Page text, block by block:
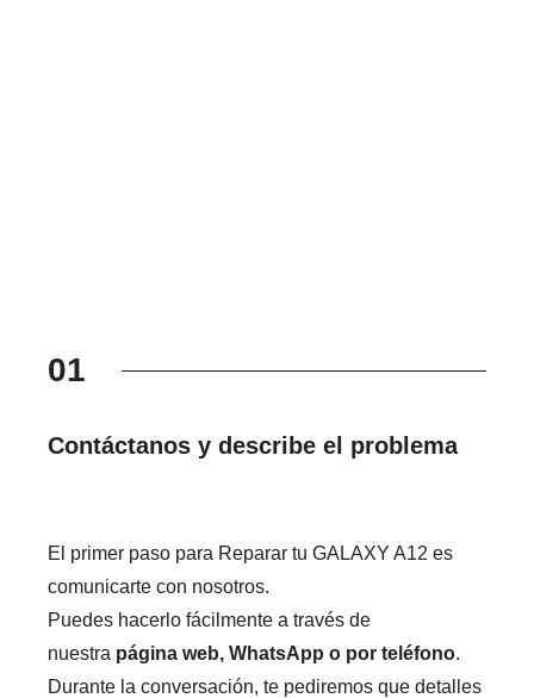
01
Contáctanos y describe el problema
El primer paso para Reparar tu GALAXY A12 es
comunicarte con nosotros.
Puedes hacerlo fácilmente a través de
nuestra página web, WhatsApp o por teléfono.
Durante la conversación, te pediremos que detalles